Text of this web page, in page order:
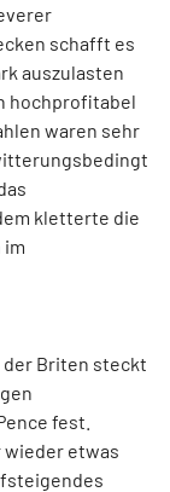
schafft es
auszulasten
hochprofitabel
waren sehr
kletterte die
im
Briten steckt
fest.
wieder etwas